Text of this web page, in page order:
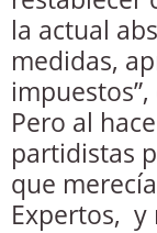
la actual
medidas,
Pero al
partidistas
que
Expertos, y